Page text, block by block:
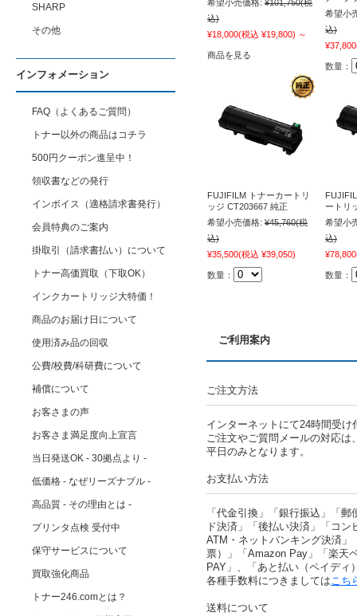
希望小売価格: ¥101,750(税
込)
¥18,000(税込 ¥19,800) ～
商品を見る
希望小
込)
¥37,800
数量：
FUJIFILM トナーカートリ
ッジ CT203667 純正
希望小売価格: ¥45,760(税
込)
¥35,500(税込 ¥39,050)
数量：
ートリ
希望小
込)
¥78,800
数量：
ご利用案内
ご注文方法
インターネットにて24時間受け
ご注文やご質問メールの対応は
平日のみとなります。
お支払い方法
「代金引換」「銀行振込」「
ド決済」「後払い決済」「コ
ATM・ネットバンキング決済」
票）」「Amazon Pay」「楽天
PAY」、「あと払い（ペイディ
各種手数料につきましてはこち
送料について
SHARP
その他
インフォメーション
FAQ（よくあるご質問）
トナー以外の商品はコチラ
500円クーポン進呈中！
領収書などの発行
インボイス（適格請求書発行）
会員特典のご案内
掛取引（請求書払い）について
トナー高価買取（下取OK）
インクカートリッジ大特価！
商品のお届け日について
使用済み品の回収
公費/校費/科研費について
補償について
お客さまの声
お客さま満足度向上宣言
当日発送OK - 30拠点より -
低価格 - なぜリーズナブル -
高品質 - その理由とは -
プリンタ点検 受付中
保守サービスについて
買取強化商品
トナー246.comとは？